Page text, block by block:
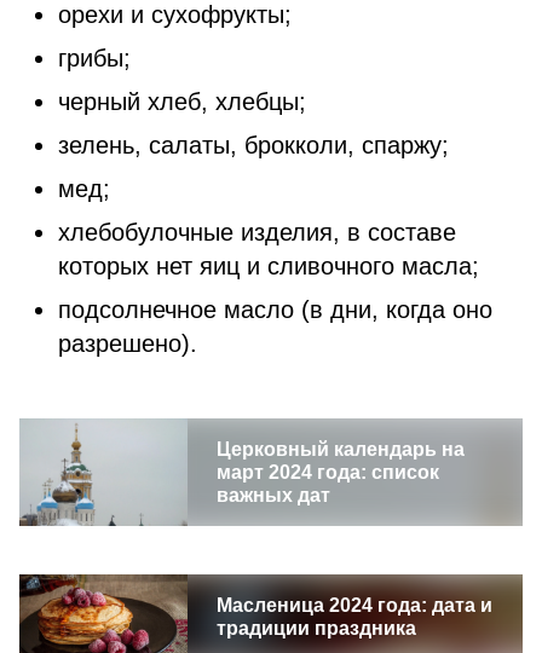
орехи и сухофрукты;
грибы;
черный хлеб, хлебцы;
зелень, салаты, брокколи, спаржу;
мед;
хлебобулочные изделия, в составе
которых нет яиц и сливочного масла;
подсолнечное масло (в дни, когда оно
разрешено).
Церковный календарь на
март 2024 года: список
важных дат
Масленица 2024 года: дата и
традиции праздника